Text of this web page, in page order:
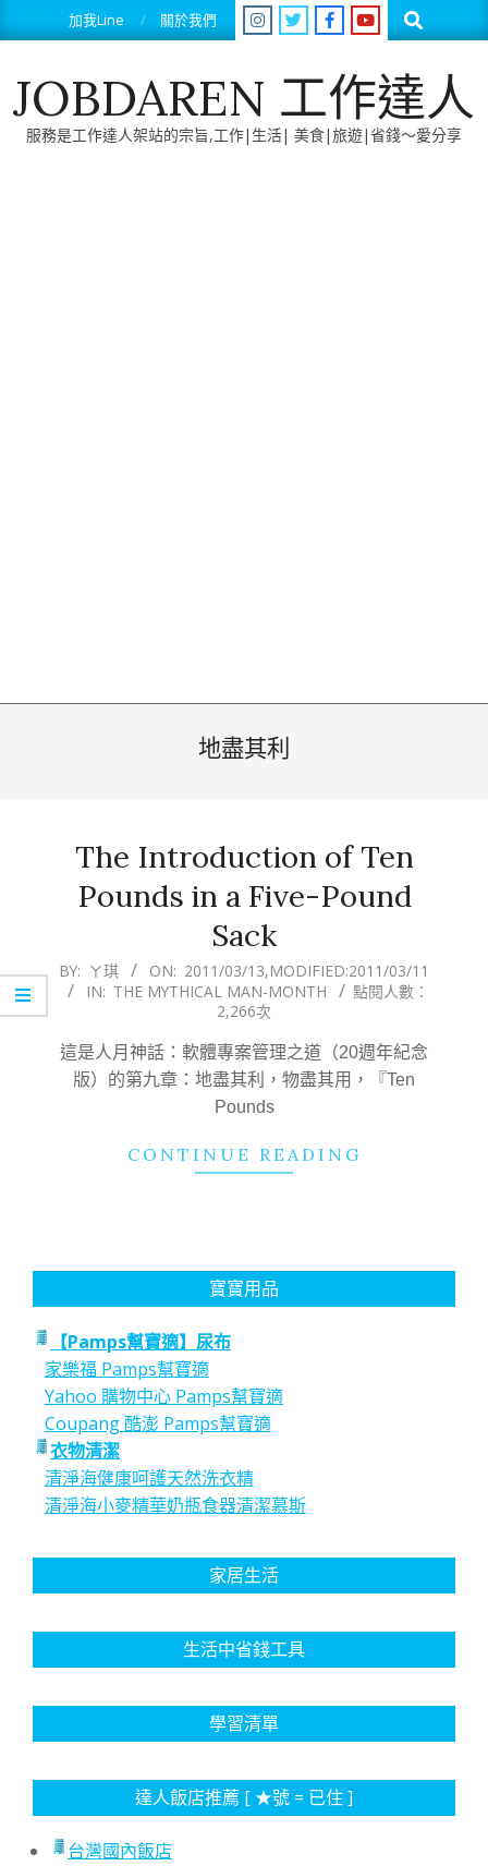
to
加我Line 關於我們 Search
JOBDAREN 工作達人
服務是工作達人架站的宗旨,工作|生活| 美食|旅遊|省錢～愛分享
地盡其利
The Introduction of Ten
Pounds in a Five-Pound
Sack
2011-
03-
BY: ㄚ琪 ON: 2011/03/13,MODIFIED:2011/03/11
IN: THE MYTHICAL MAN-MONTH
點閱人數：
2,266次
這是人月神話：軟體專案管理之道（20週年紀念
版）的第九章：地盡其利，物盡其用，『Ten
Pounds
CONTINUE READING
寶寶用品
【Pamps幫寶適】尿布
家樂福 Pamps幫寶適
Yahoo 購物中心 Pamps幫寶適
Coupang 酷澎 Pamps幫寶適
衣物清潔
清淨海健康呵護天然洗衣精
清淨海小麥精華奶瓶食器清潔慕斯
家居生活
生活中省錢工具
學習清單
達人飯店推薦 [ ★號 = 已住 ]
台灣國內飯店